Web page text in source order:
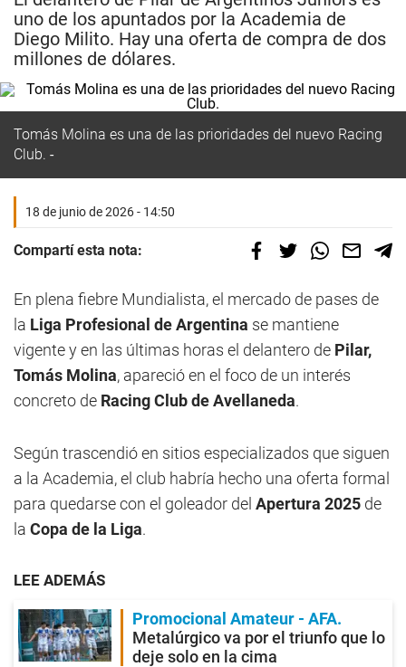
uno de los apuntados por la Academia de
Diego Milito. Hay una oferta de compra de dos
millones de dólares.
Tomás Molina es una de las prioridades del nuevo Racing
Club.
18 de junio de 2026 - 14:50
Compartí esta nota:
En plena fiebre Mundialista, el mercado de pases de
la Liga Profesional de Argentina se mantiene
vigente y en las últimas horas el delantero de Pilar,
Tomás Molina, apareció en el foco de un interés
concreto de Racing Club de Avellaneda.
Según trascendió en sitios especializados que siguen
a la Academia, el club habría hecho una oferta formal
para quedarse con el goleador del Apertura 2025 de
la Copa de la Liga.
LEE ADEMÁS
Promocional Amateur - AFA
Metalúrgico va por el triunfo que lo
deje solo en la cima